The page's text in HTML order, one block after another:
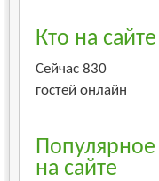
Кто на сайте
Сейчас 830
гостей онлайн
Популярное
на сайте